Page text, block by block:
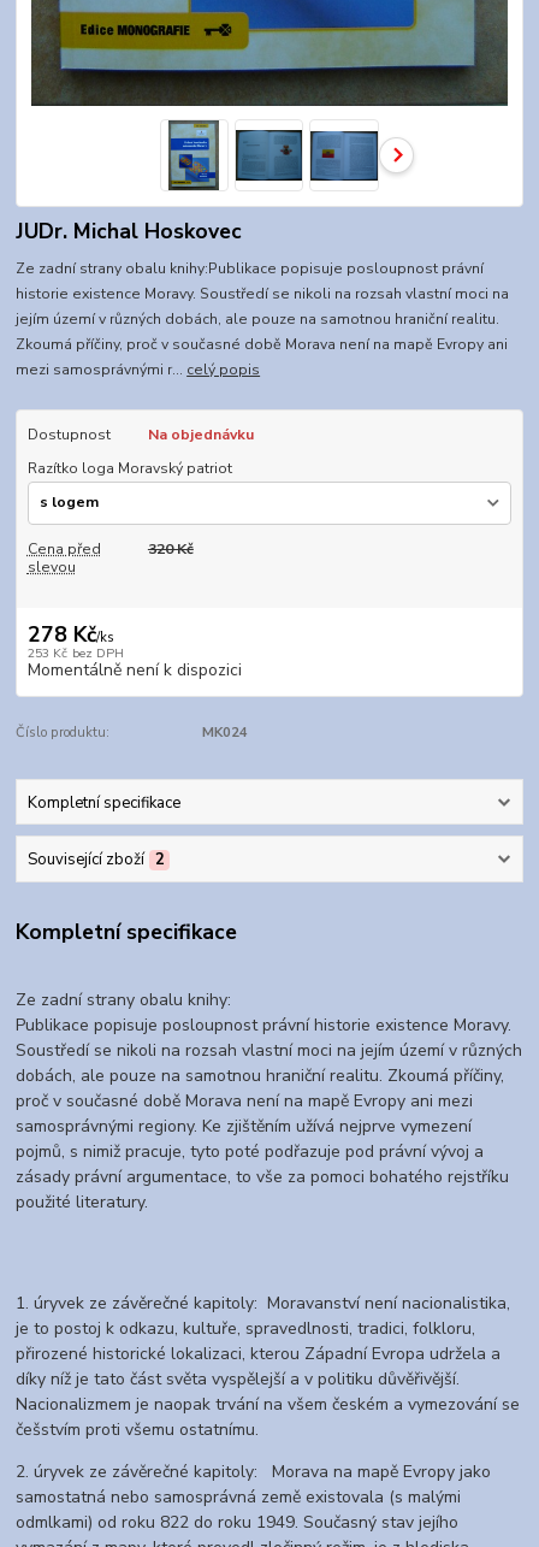
JUDr. Michal Hoskovec
Ze zadní strany obalu knihy:Publikace popisuje posloupnost právní
historie existence Moravy. Soustředí se nikoli na rozsah vlastní moci na
jejím území v různých dobách, ale pouze na samotnou hraniční realitu.
Zkoumá příčiny, proč v současné době Morava není na mapě Evropy ani
mezi samosprávnými r... celý popis
Dostupnost
Na objednávku
Razítko loga Moravský patriot
Cena před
slevou
320 Kč
278 Kč/ks
253 Kč bez DPH
Momentálně není k dispozici
Číslo produktu: MK024
Kompletní specifikace
Související zboží 2
Kompletní specifikace
Ze zadní strany obalu knihy:
Publikace popisuje posloupnost právní historie existence Moravy.
Soustředí se nikoli na rozsah vlastní moci na jejím území v různých
dobách, ale pouze na samotnou hraniční realitu. Zkoumá příčiny,
proč v současné době Morava není na mapě Evropy ani mezi
samosprávnými regiony. Ke zjištěním užívá nejprve vymezení
pojmů, s nimiž pracuje, tyto poté podřazuje pod právní vývoj a
zásady právní argumentace, to vše za pomoci bohatého rejstříku
použité literatury.
1. úryvek ze závěrečné kapitoly: Moravanství není nacionalistika,
je to postoj k odkazu, kultuře, spravedlnosti, tradici, folkloru,
přirozené historické lokalizaci, kterou Západní Evropa udržela a
díky níž je tato část světa vyspělejší a v politiku důvěřivější.
Nacionalizmem je naopak trvání na všem českém a vymezování se
češstvím proti všemu ostatnímu.
2. úryvek ze závěrečné kapitoly: Morava na mapě Evropy jako
samostatná nebo samosprávná země existovala (s malými
odmlkami) od roku 822 do roku 1949. Současný stav jejího